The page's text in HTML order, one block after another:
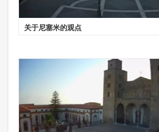
关于尼塞米的观点